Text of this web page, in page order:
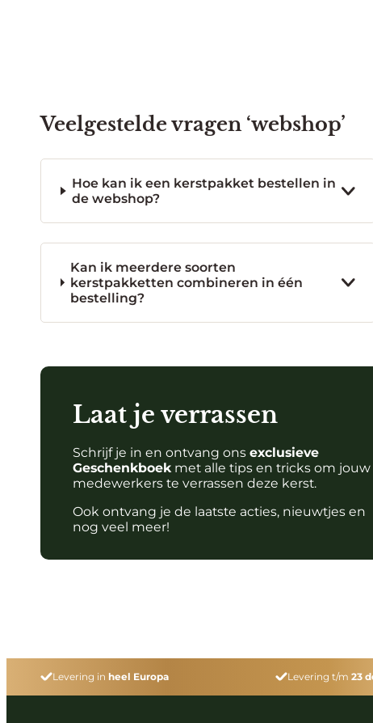
Veelgestelde vragen ‘webshop’
Hoe kan ik een kerstpakket bestellen in
de webshop?
Kan ik meerdere soorten
kerstpakketten combineren in één
bestelling?
Laat je verrassen
Schrijf je in en ontvang ons exclusieve
Geschenkboek met alle tips en tricks om jouw
medewerkers te verrassen deze kerst.
Ook ontvang je de laatste acties, nieuwtjes en
nog veel meer!
Levering in heel Europa Levering t/m 23